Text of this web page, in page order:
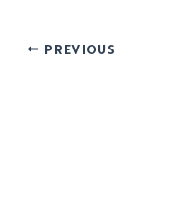
PREVIOUS